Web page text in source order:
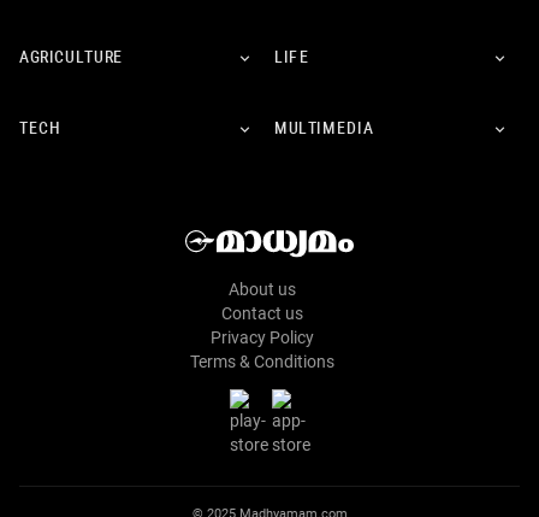
AGRICULTURE LIFE
TECH MULTIMEDIA
About us
Contact us
Privacy Policy
Terms & Conditions
© 2025 Madhyamam.com